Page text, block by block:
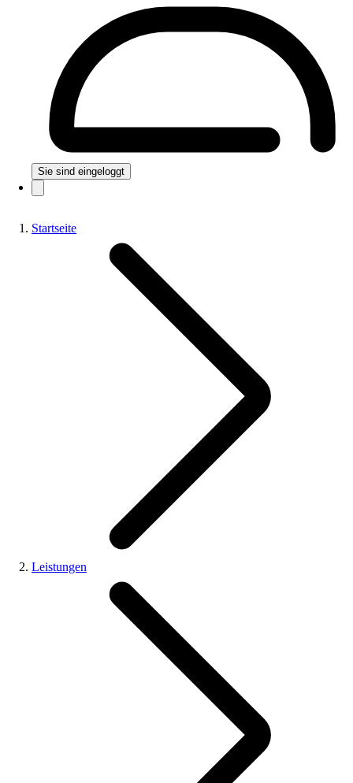
Sie sind eingeloggt
Startseite
Leistungen